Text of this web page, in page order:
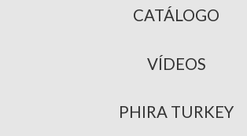
CATÁLOGO
VÍDEOS
PHIRA TURKEY